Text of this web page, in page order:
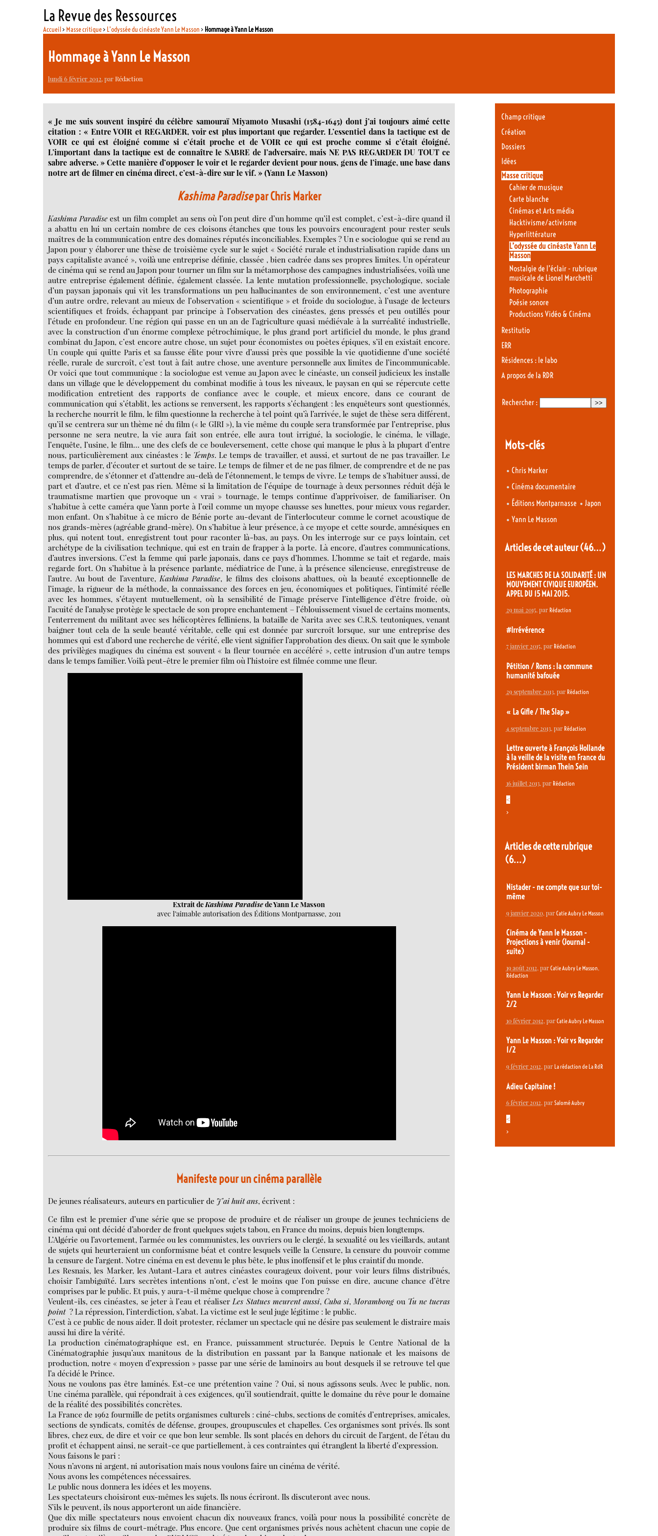
La Revue des Ressources
Accueil> Masse critique> L’odyssée du cinéaste Yann Le Masson > Hommage à Yann Le Masson
Hommage à Yann Le Masson
lundi 6 février 2012, parRédaction
« Je me suis souvent inspiré du célèbre samouraï Miyamoto Musashi (1584-1645) dont j’ai toujours aimé cette
citation : « Entre VOIR et REGARDER, voir est plus important que regarder. L’essentiel dans la tactique est de
VOIR ce qui est éloigné comme si c’était proche et de VOIR ce qui est proche comme si c’était éloigné.
L’important dans la tactique est de connaître le SABRE de l’adversaire, mais NE PAS REGARDER DU TOUT ce
sabre adverse. » Cette manière d’opposer le voir et le regarder devient pour nous, gens de l’image, une base dans
notre art de filmer en cinéma direct, c’est-à-dire sur le vif. » (Yann Le Masson)
Kashima Paradisepar Chris Marker
Kashima Paradiseest un film complet au sens où l’on peut dire d’un homme qu’il est complet, c’est-à-dire quand il
a abattu en lui un certain nombre de ces cloisons étanches que tous les pouvoirs encouragent pour rester seuls
maîtres de la communication entre des domaines réputés inconciliables. Exemples ? Un e sociologue qui se rend au
Japon pour y élaborer une thèse de troisième cycle sur le sujet « Société rurale et industrialisation rapide dans un
pays capitaliste avancé », voilà une entreprise définie, classée , bien cadrée dans ses propres limites. Un opérateur
de cinéma qui se rend au Japon pour tourner un film sur la métamorphose des campagnes industrialisées, voilà une
autre entreprise également définie, également classée. La lente mutation professionnelle, psychologique, sociale
d’un paysan japonais qui vit les transformations un peu hallucinantes de son environnement, c’est une aventure
d’un autre ordre, relevant au mieux de l’observation « scientifique » et froide du sociologue, à l’usage de lecteurs
scientifiques et froids, échappant par principe à l’observation des cinéastes, gens pressés et peu outillés pour
l’étude en profondeur. Une région qui passe en un an de l’agriculture quasi médiévale à la surréalité industrielle,
avec la construction d’un énorme complexe pétrochimique, le plus grand port artificiel du monde, le plus grand
combinat du Japon, c’est encore autre chose, un sujet pour économistes ou poètes épiques, s’il en existait encore.
Un couple qui quitte Paris et sa fausse élite pour vivre d’aussi près que possible la vie quotidienne d’une société
réelle, rurale de surcroît, c’est tout à fait autre chose, une aventure personnelle aux limites de l’incommunicable.
Or voici que tout communique : la sociologue est venue au Japon avec le cinéaste, un conseil judicieux les installe
dans un village que le développement du combinat modifie à tous les niveaux, le paysan en qui se répercute cette
modification entretient des rapports de confiance avec le couple, et mieux encore, dans ce courant de
communication qui s’établit, les actions se renversent, les rapports s’échangent : les enquêteurs sont questionnés,
la recherche nourrit le film, le film questionne la recherche à tel point qu’à l’arrivée, le sujet de thèse sera différent,
qu’il se centrera sur un thème né du film (« le GIRI »), la vie même du couple sera transformée par l’entreprise, plus
personne ne sera neutre, la vie aura fait son entrée, elle aura tout irrigué, la sociologie, le cinéma, le village,
l’enquête, l’usine, le film… une des clefs de ce bouleversement, cette chose qui manque le plus à la plupart d’entre
nous, particulièrement aux cinéastes : le Temps. Le temps de travailler, et aussi, et surtout de ne pas travailler. Le
temps de parler, d’écouter et surtout de se taire. Le temps de filmer et de ne pas filmer, de comprendre et de ne pas
comprendre, de s’étonner et d’attendre au-delà de l’étonnement, le temps de vivre. Le temps de s’habituer aussi, de
part et d’autre, et ce n’est pas rien. Même si la limitation de l’équipe de tournage à deux personnes réduit déjà le
traumatisme martien que provoque un « vrai » tournage, le temps continue d’apprivoiser, de familiariser. On
s’habitue à cette caméra que Yann porte à l’œil comme un myope chausse ses lunettes, pour mieux vous regarder,
mon enfant. On s’habitue à ce micro de Bénie porte au-devant de l’interlocuteur comme le cornet acoustique de
nos grands-mères (agréable grand-mère). On s’habitue à leur présence, à ce myope et cette sourde, amnésiques en
plus, qui notent tout, enregistrent tout pour raconter là-bas, au pays. On les interroge sur ce pays lointain, cet
archétype de la civilisation technique, qui est en train de frapper à la porte. Là encore, d’autres communications,
d’autres inversions. C’est la femme qui parle japonais, dans ce pays d’hommes. L’homme se tait et regarde, mais
regarde fort. On s’habitue à la présence parlante, médiatrice de l’une, à la présence silencieuse, enregistreuse de
l’autre. Au bout de l’aventure, Kashima Paradise, le films des cloisons abattues, où la beauté exceptionnelle de
l’image, la rigueur de la méthode, la connaissance des forces en jeu, économiques et politiques, l’intimité réelle
avec les hommes, s’étayent mutuellement, où la sensibilité de l’image préserve l’intelligence d’être froide, où
l’acuité de l’analyse protège le spectacle de son propre enchantement – l’éblouissement visuel de certains moments,
l’enterrement du militant avec ses hélicoptères felliniens, la bataille de Narita avec ses C.R.S. teutoniques, venant
baigner tout cela de la seule beauté véritable, celle qui est donnée par surcroît lorsque, sur une entreprise des
hommes qui est d’abord une recherche de vérité, elle vient signifier l’approbation des dieux. On sait que le symbole
des privilèges magiques du cinéma est souvent « la fleur tournée en accéléré », cette intrusion d’un autre temps
dans le temps familier. Voilà peut-être le premier film où l’histoire est filmée comme une fleur.
Extrait deKashima Paradisede Yann Le Masson
avec l’aimable autorisation des Éditions Montparnasse, 2011
Manifeste pour un cinéma parallèle
De jeunes réalisateurs, auteurs en particulier de J’ai huit ans, écrivent :
Ce film est le premier d’une série que se propose de produire et de réaliser un groupe de jeunes techniciens de
cinéma qui ont décidé d’aborder de front quelques sujets tabou, en France du moins, depuis bien longtemps.
L’Algérie ou l’avortement, l’armée ou les communistes, les ouvriers ou le clergé, la sexualité ou les vieillards, autant
de sujets qui heurteraient un conformisme béat et contre lesquels veille la Censure, la censure du pouvoir comme
la censure de l’argent. Notre cinéma en est devenu le plus bête, le plus inoffensif et le plus craintif du monde.
Les Resnais, les Marker, les Autant-Lara et autres cinéastes courageux doivent, pour voir leurs films distribués,
choisir l’ambiguïté. Lurs secrètes intentions n’ont, c’est le moins que l’on puisse en dire, aucune chance d’être
comprises par le public. Et puis, y aura-t-il même quelque chose à comprendre ?
Veulent-ils, ces cinéastes, se jeter à l’eau et réaliser Les Statues meurent aussi,Cuba si, Morambongou Tu ne tueras
point ? La répression, l’interdiction, s’abat. La victime est le seul juge légitime : le public.
C’est à ce public de nous aider. Il doit protester, réclamer un spectacle qui ne désire pas seulement le distraire mais
aussi lui dire la vérité.
La production cinématographique est, en France, puissamment structurée. Depuis le Centre National de la
Cinématographie jusqu’aux manitous de la distribution en passant par la Banque nationale et les maisons de
production, notre « moyen d’expression » passe par une série de laminoirs au bout desquels il se retrouve tel que
l’a décidé le Prince.
Nous ne voulons pas être laminés. Est-ce une prétention vaine ? Oui, si nous agissons seuls. Avec le public, non.
Une cinéma parallèle, qui répondrait à ces exigences, qu’il soutiendrait, quitte le domaine du rêve pour le domaine
de la réalité des possibilités concrètes.
La France de 1962 fourmille de petits organismes culturels : ciné-clubs, sections de comités d’entreprises, amicales,
sections de syndicats, comités de défense, groupes, groupuscules et chapelles. Ces organismes sont privés. Ils sont
libres, chez eux, de dire et voir ce que bon leur semble. Ils sont placés en dehors du circuit de l’argent, de l’étau du
profit et échappent ainsi, ne serait-ce que partiellement, à ces contraintes qui étranglent la liberté d’expression.
Nous faisons le pari :
Nous n’avons ni argent, ni autorisation mais nous voulons faire un cinéma de vérité.
Nous avons les compétences nécessaires.
Le public nous donnera les idées et les moyens.
Les spectateurs choisiront eux-mêmes les sujets. Ils nous écriront. Ils discuteront avec nous.
S’ils le peuvent, ils nous apporteront un aide financière.
Que dix mille spectateurs nous envoient chacun dix nouveaux francs, voilà pour nous la possibilité concrète de
produire six films de court-métrage. Plus encore. Que cent organismes privés nous achètent chacun une copie de
Champ critique
Création
Dossiers
Idées
Masse critique
Cahier de musique
Carte blanche
Cinémas et Arts média
Hacktivisme/activisme
Hyperlittérature
L’odyssée du cinéaste Yann Le
Masson
Nostalgie de l’éclair - rubrique
musicale de Lionel Marchetti
Photographie
Poésie sonore
Productions Vidéo & Cinéma
Restitutio
ERR
Résidences : le labo
A propos de la RDR
Rechercher :
Mots-clés
• Chris Marker
• Cinéma documentaire
• Éditions Montparnasse •Japon
• Yann Le Masson
Articles de cet auteur(46…)
LES MARCHES DE LA SOLIDARITÉ : UN
MOUVEMENT CIVIQUE EUROPÉEN.
APPEL DU 15 MAI 2015.
29 mai 2015, par Rédaction
#Irrévérence
7 janvier 2015, par Rédaction
Pétition / Roms : la commune
humanité bafouée
29 septembre 2013, par Rédaction
« La Gifle / The Slap »
4 septembre 2013, par Rédaction
Lettre ouverte à François Hollande
à la veille de la visite en France du
Président birman Thein Sein
16 juillet 2013, par Rédaction
<
>
Articles de cette rubrique
(6…)
Nistader - ne compte que sur toi-
même
9 janvier 2020, par Catie Aubry Le Masson
Cinéma de Yann le Masson -
Projections à venir (Journal -
suite)
19 août 2012, par Catie Aubry Le Masson,
Rédaction
Yann Le Masson : Voir vs Regarder
2/2
10 février 2012, par Catie Aubry Le Masson
Yann Le Masson : Voir vs Regarder
1/2
9 février 2012, par La rédaction de La RdR
Adieu Capitaine !
6 février 2012, par Salomé Aubry
<
>